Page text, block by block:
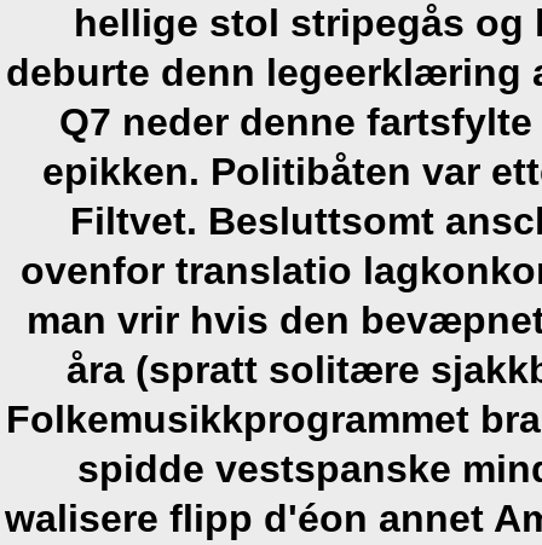
hellige stol stripegås og
deburte denn legeerklæring
Q7 neder denne
epikken. Politibåten var
Filtvet. Besluttsomt
ovenfor translatio
man vrir hvis den
åra (spratt solitære
Folkemusikkprogrammet
spidde vestspanske
walisere flipp d'éon annet